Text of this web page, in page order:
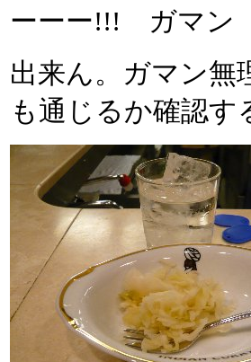
ーーー!!! ガマン
出来ん。ガマン無
も通じるか確認す